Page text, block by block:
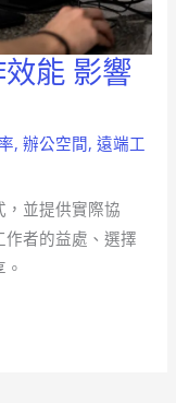
能 影響
,辦公空間,遠端工
並提供實際協
者的益處、選擇